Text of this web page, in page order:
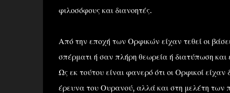
φιλοσόφους και διανοητές.
Από την εποχή των Ορφικών είχαν τεθεί οι
σπέρματι ή σαν πλήρη θεωρεία ή διατύπωση
Ως εκ τούτου είναι φανερό ότι οι Ορφικοί
έρευνα του Ουρανού, αλλά και στη μελέτη